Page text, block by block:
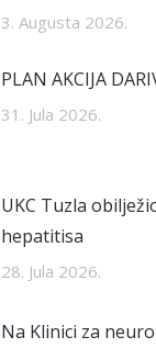
3. Augusta 2026.
PLAN AKCIJA
31. Jula 2026.
UKC Tuzla
hepatitisa
28. Jula 2026.
Na Klinici za